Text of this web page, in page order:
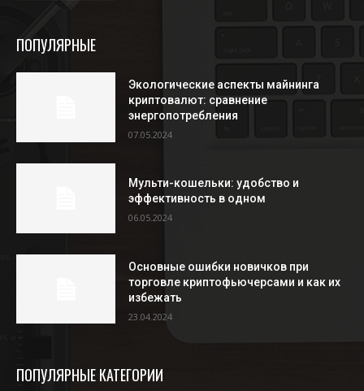
ПОПУЛЯРНЫЕ
Экологические аспекты майнинга
криптовалют: сравнение
энергопотребления
07.05.2024
Мульти-кошельки: удобство и
эффективность в одном
06.05.2024
Основные ошибки новичков при
торговле криптофьючерсами и как их
избежать
23.04.2024
ПОПУЛЯРНЫЕ КАТЕГОРИИ